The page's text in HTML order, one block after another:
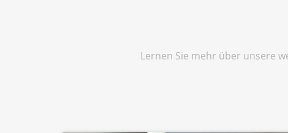
Lernen Sie mehr über unsere